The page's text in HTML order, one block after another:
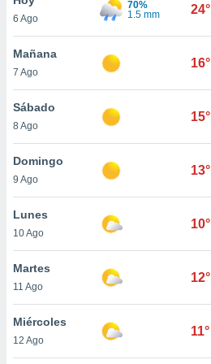
y
en
más
de
6 Ago
70%
1.5 mm
24°
Mañana
7 Ago
16°
Sábado
8 Ago
15°
Domingo
9 Ago
13°
Lunes
10 Ago
10°
Martes
11 Ago
12°
Miércoles
12 Ago
11°